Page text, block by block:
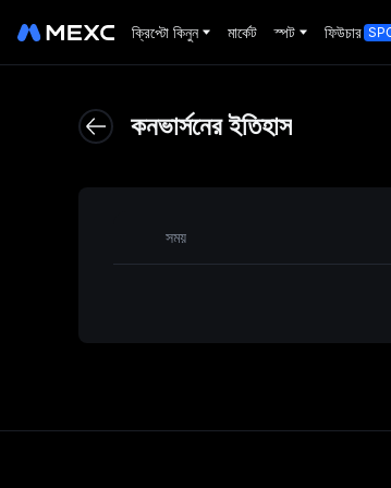
ক্রিপ্টো কিনুন মার্কেট স্পট ফিউচার
এই
কনভার্সনের ইতিহাস
সময়